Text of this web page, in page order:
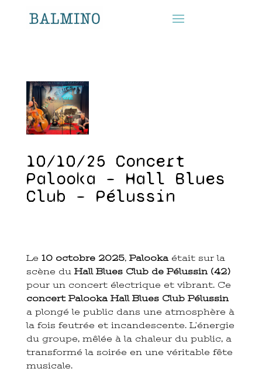
10/10/25 Concert
Palooka – Hall Blues
Club – Pélussin
Le 10 octobre 2025, Palookaétait sur la
scène du Hall Blues Club de Pélussin (42)
pour un concert électrique et vibrant. Ce
concert Palooka Hall Blues Club Pélussin
a plongé le public dans une atmosphère à
la fois feutrée et incandescente. L’énergie
du groupe, mêlée à la chaleur du public, a
transformé la soirée en une véritable fête
musicale.